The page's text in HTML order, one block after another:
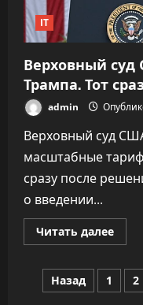
IT
Верховный
Трампа. Тот
admin
Верховный суд
масштабные
сразу после
о введении...
Читать далее
суд
США
Назад 1 2